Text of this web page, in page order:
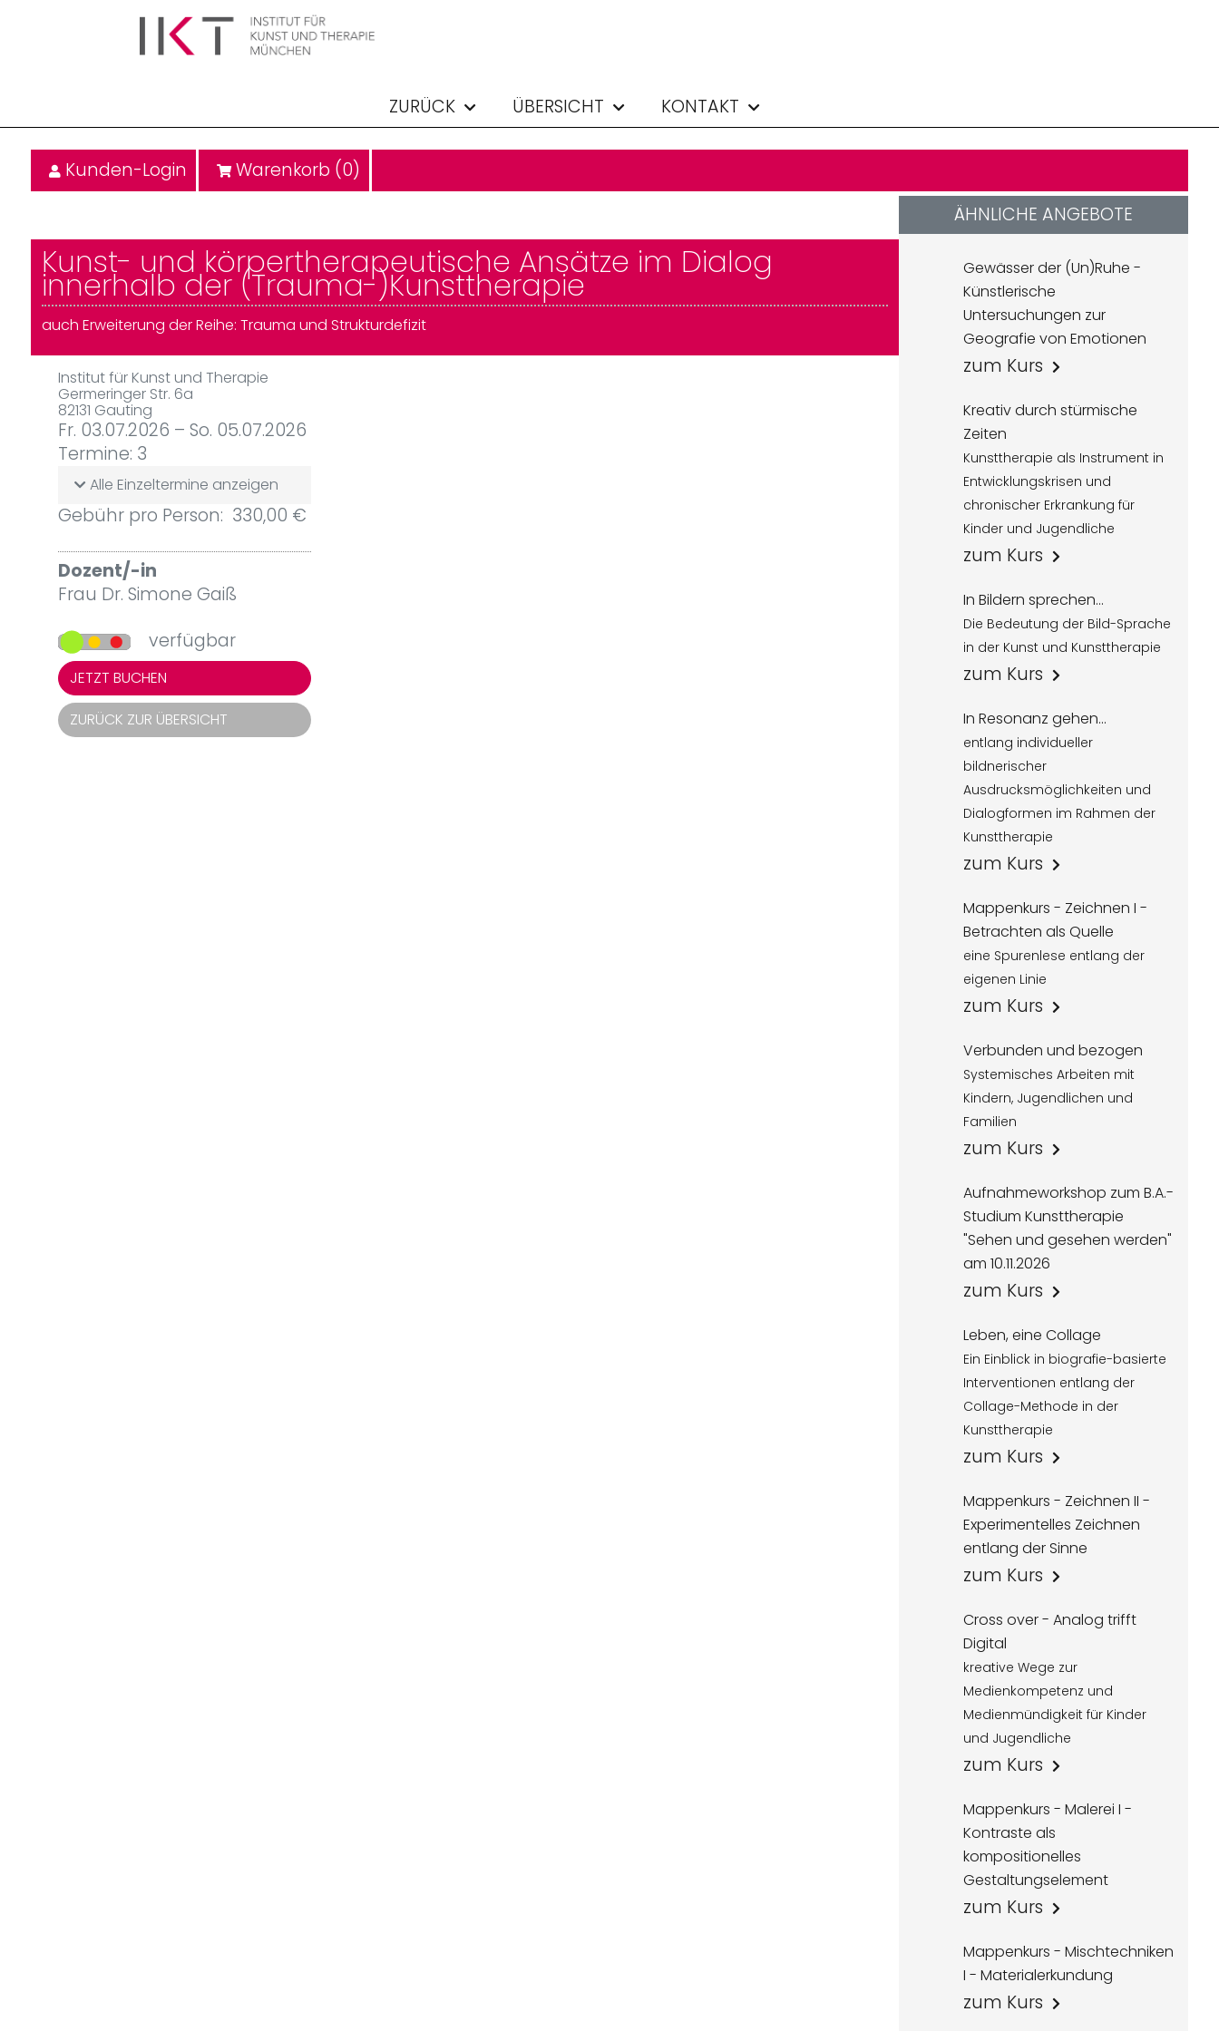
ZURÜCK ÜBERSICHT KONTAKT
Kunden-Login Warenkorb (0)
ÄHNLICHE ANGEBOTE
Gewässer der (Un)Ruhe -
Künstlerische
Untersuchungen zur
Geografie von Emotionen
zum Kurs
Kreativ durch stürmische
Zeiten
Kunsttherapie als Instrument in
Entwicklungskrisen und
chronischer Erkrankung für
Kinder und Jugendliche
zum Kurs
In Bildern sprechen...
Die Bedeutung der Bild-Sprache
in der Kunst und Kunsttherapie
zum Kurs
In Resonanz gehen...
entlang individueller
bildnerischer
Ausdrucksmöglichkeiten und
Dialogformen im Rahmen der
Kunsttherapie
zum Kurs
Mappenkurs - Zeichnen I -
Betrachten als Quelle
eine Spurenlese entlang der
eigenen Linie
zum Kurs
Verbunden und bezogen
Systemisches Arbeiten mit
Kindern, Jugendlichen und
Familien
zum Kurs
Aufnahmeworkshop zum B.A.-
Studium Kunsttherapie
"Sehen und gesehen werden"
am 10.11.2026
zum Kurs
Leben, eine Collage
Ein Einblick in biografie-basierte
Interventionen entlang der
Collage-Methode in der
Kunsttherapie
zum Kurs
Mappenkurs - Zeichnen II -
Experimentelles Zeichnen
entlang der Sinne
zum Kurs
Cross over - Analog trifft
Digital
kreative Wege zur
Medienkompetenz und
Medienmündigkeit für Kinder
und Jugendliche
zum Kurs
Mappenkurs - Malerei I -
Kontraste als
kompositionelles
Gestaltungselement
zum Kurs
Mappenkurs - Mischtechniken
I - Materialerkundung
zum Kurs
Kunst- und körpertherapeutische Ansätze im Dialog
innerhalb der (Trauma-)Kunsttherapie
auch Erweiterung der Reihe: Trauma und Strukturdefizit
Institut für Kunst und Therapie
Germeringer Str. 6a
82131 Gauting
Fr. 03.07.2026 – So. 05.07.2026
Termine: 3
Alle Einzeltermine anzeigen
Gebühr pro Person: 330,00 €
Dozent/-in
Frau Dr. Simone Gaiß
verfügbar
JETZT BUCHEN
ZURÜCK ZUR ÜBERSICHT